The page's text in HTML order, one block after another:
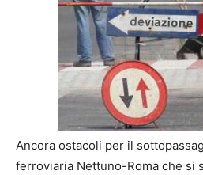
Ancora ostacoli per il
ferroviaria Nettuno-Roma che si